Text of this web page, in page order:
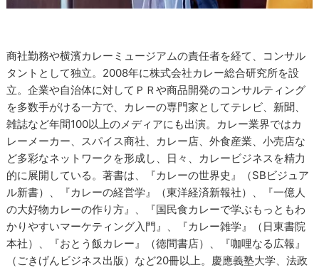
商社勤務や横濱カレーミュージアムの責任者を経て、コンサル
タントとして独立。2008年に株式会社カレー総合研究所を設
立。企業や自治体に対してＰＲや商品開発のコンサルティング
を多数手がける一方で、カレーの専門家としてテレビ、新聞、
雑誌など年間100以上のメディアにも出演。カレー業界ではカ
レーメーカー、スパイス商社、カレー店、外食産業、小売店な
ど多彩なネットワークを形成し、日々、カレービジネスを精力
的に展開している。著書は、『カレーの世界史』（SBビジュア
ル新書）、『カレーの経営学』（東洋経済新報社）、『一億人
の大好物カレーの作り方』、『国民食カレーで学ぶもっともわ
かりやすいマーケティング入門』、『カレー雑学』（日東書院
本社）、『おとう飯カレー』（徳間書店）、『咖哩なる広報』
（ごきげんビジネス出版）など20冊以上。慶應義塾大学、法政